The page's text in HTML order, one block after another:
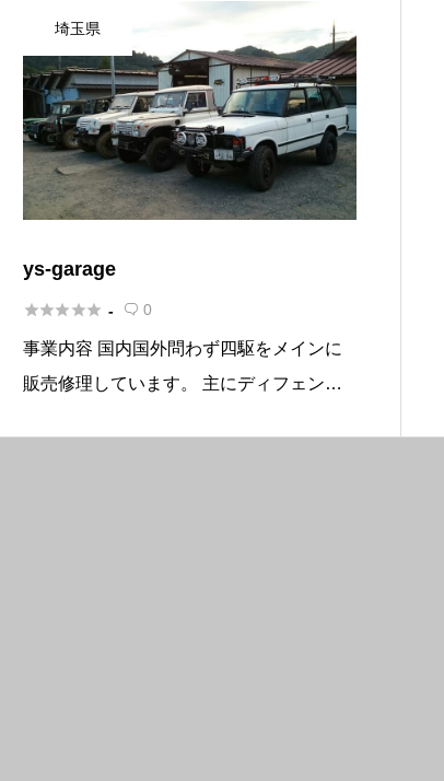
備 全用品一式販売 整備 コンピューターシ
埼玉県
ys‐garage
 -  0
事業内容 国内国外問わず四駆をメインに
販売修理しています。 主にディフェンダ